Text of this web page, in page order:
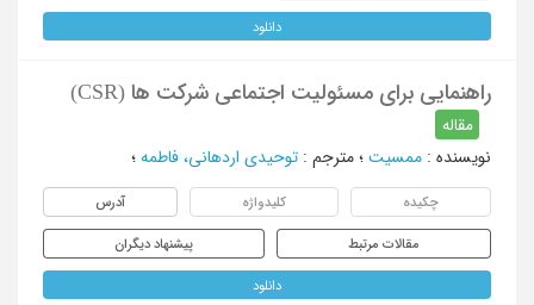
دانلود
راهنمایی برای مسئولیت اجتماعی شرکت ها (CSR)
مقاله
نویسنده : ممسیت ؛ مترجم : توحیدی اردهانی، فاطمه ؛
چکیده کلیدواژه آدرس
مقالات مرتبط پیشنهاد دیگران
دانلود